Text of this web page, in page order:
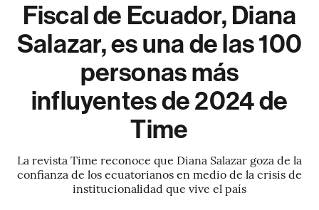
Fiscal de Ecuador, Diana
Salazar, es una de las 100
personas más
influyentes de 2024 de
Time
La revista Time reconoce que Diana Salazar goza de la
confianza de los ecuatorianos en medio de la crisis de
institucionalidad que vive el país